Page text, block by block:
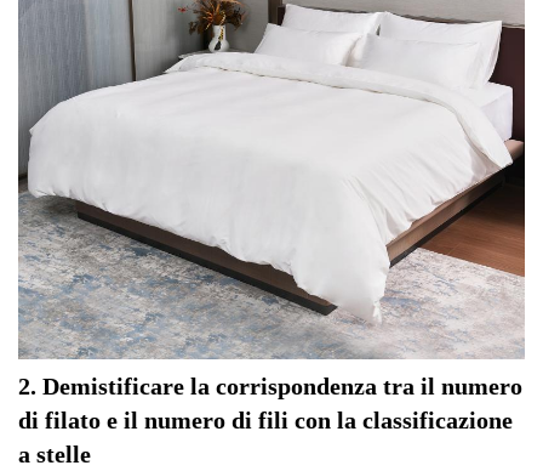
2. Demistificare la corrispondenza tra il numero
di filato e il numero di fili con la classificazione
a stelle